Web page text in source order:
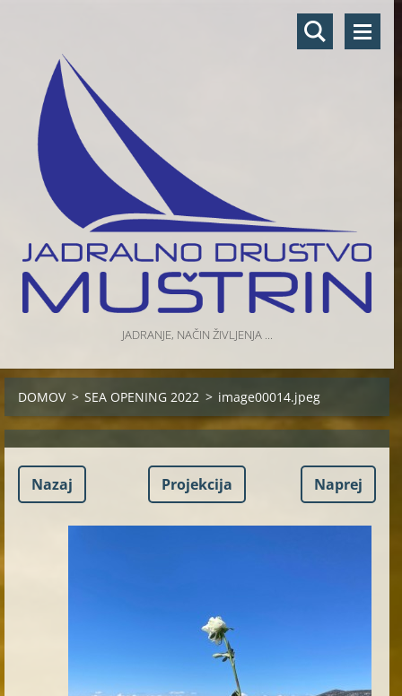
JADRANJE, NAČIN ŽIVLJENJA ...
DOMOV > SEA OPENING 2022 > image00014.jpeg
Nazaj Projekcija Naprej